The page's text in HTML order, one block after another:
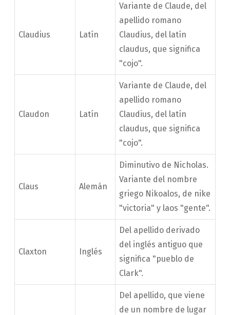
Claudius Latín
Variante de Claude, del
apellido romano
Claudius, del latín
claudus, que significa
"cojo".
Claudon Latín
Variante de Claude, del
apellido romano
Claudius, del latín
claudus, que significa
"cojo".
Claus Alemán
Diminutivo de Nicholas.
Variante del nombre
griego Nikoalos, de nike
"victoria" y laos "gente".
Claxton Inglés
Del apellido derivado
del inglés antiguo que
significa "pueblo de
Clark".
Del apellido, que viene
de un nombre de lugar